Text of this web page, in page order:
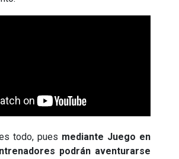
todo, pues mediante Juego en
podrán aventurarse